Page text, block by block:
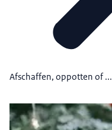
Afschaffen, oppotten of ...